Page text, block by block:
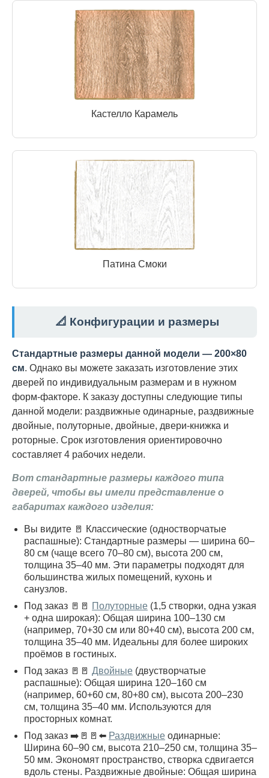
Кастелло Карамель
Патина Смоки
📐 Конфигурации и размеры
Стандартные размеры данной модели — 200×80
см. Однако вы можете заказать изготовление этих
дверей по индивидуальным размерам и в нужном
форм-факторе. К заказу доступны следующие типы
данной модели: раздвижные одинарные, раздвижные
двойные, полуторные, двойные, двери-книжка и
роторные. Срок изготовления ориентировочно
составляет 4 рабочих недели.
Вот стандартные размеры каждого типа
дверей, чтобы вы имели представление о
габаритах каждого изделия:
Вы видите 🚪 Классические (одностворчатые
распашные): Стандартные размеры — ширина 60–
80 см (чаще всего 70–80 см), высота 200 см,
толщина 35–40 мм. Эти параметры подходят для
большинства жилых помещений, кухонь и
санузлов.
Под заказ 🚪🚪 Полуторные (1,5 створки, одна узкая
+ одна широкая): Общая ширина 100–130 см
(например, 70+30 см или 80+40 см), высота 200 см,
толщина 35–40 мм. Идеальны для более широких
проёмов в гостиных.
Под заказ 🚪🚪 Двойные (двустворчатые
распашные): Общая ширина 120–160 см
(например, 60+60 см, 80+80 см), высота 200–230
см, толщина 35–40 мм. Используются для
просторных комнат.
Под заказ ➡️🚪🚪⬅️ Раздвижные одинарные:
Ширина 60–90 см, высота 210–250 см, толщина 35–
50 мм. Экономят пространство, створка сдвигается
вдоль стены. Раздвижные двойные: Общая ширина